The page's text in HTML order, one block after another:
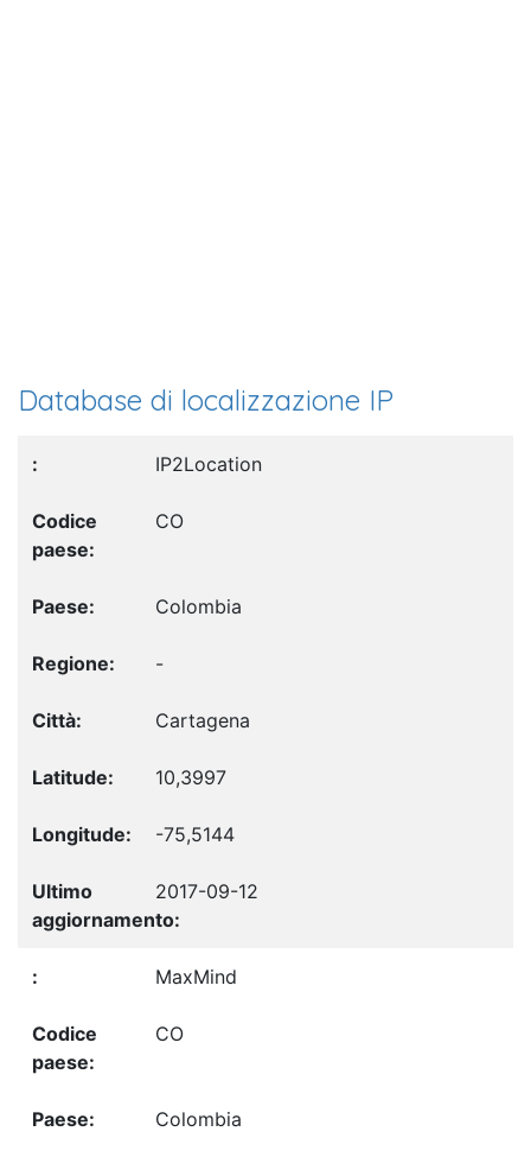
Database di localizzazione IP
IP2Location
CO
Colombia
-
Cartagena
10,3997
-75,5144
2017-09-12
MaxMind
CO
Colombia